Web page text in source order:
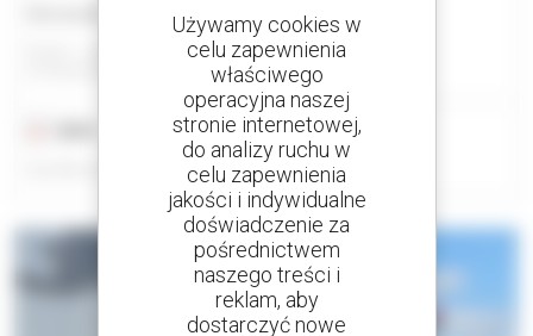
Skonsultuj się z nami
STRZESZKOWICE DUZE, POLSKA
12 godzin
Opublikowano dn. 2.07.2026
Używamy cookies w
celu zapewnienia
właściwego
operacyjna naszej
stronie internetowej,
do analizy ruchu w
celu zapewnienia
jakości i indywidualne
doświadczenie za
pośrednictwem
naszego treści i
reklam, aby
dostarczyć nowe